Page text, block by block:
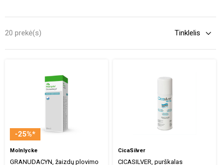
20 prekė(s)
-25%*
Molnlycke
GRANUDACYN, žaizdų plovimo
CicaSilver
CICASILVER, purškalas